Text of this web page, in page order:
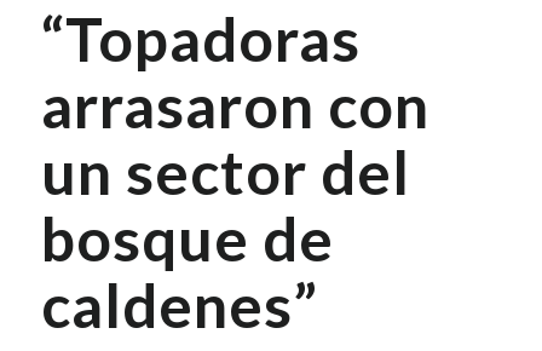
“Topadoras
arrasaron con
un sector del
bosque de
caldenes”